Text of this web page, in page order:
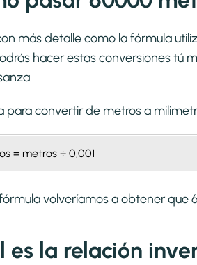
más detalle como la fórmula
hacer estas conversiones tú
para convertir de metros a
= metros ÷ 0,001
volveríamos a obtener
es la relación